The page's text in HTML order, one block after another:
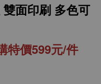
面印刷 多色可
特價599元/件